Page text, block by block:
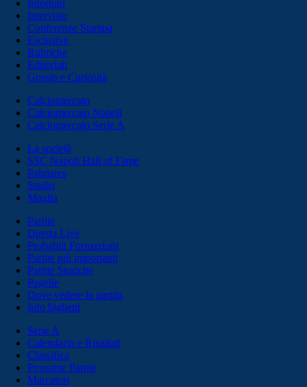
Infortuni
Interviste
Conferenze Stampa
Esclusive
Rubriche
Editoriali
Gossip e Curiosità
Calciomercato
Calciomercato Napoli
Calciomercato Serie A
La società
SSC Napoli Hall of Fame
Palmares
Stadio
Maglia
Partite
Diretta Live
Probabili Formazioni
Partite più importanti
Partite Storiche
Pagelle
Dove vedere la partita
Info biglietti
Serie A
Calendario e Risultati
Classifica
Prossime Partite
Marcatori